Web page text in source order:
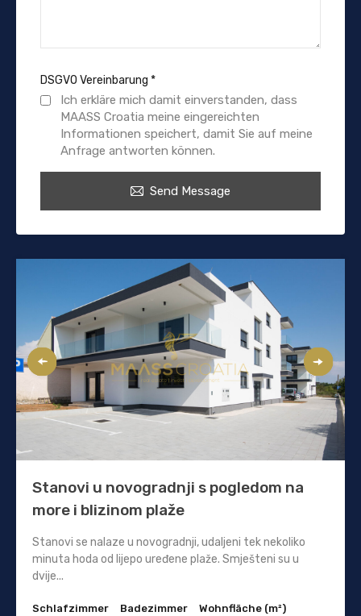
DSGVO Vereinbarung *
Ich erkläre mich damit einverstanden, dass
MAASS Croatia meine eingereichten
Informationen speichert, damit Sie auf meine
Anfrage antworten können.
Send Message
Stanovi u novogradnji s pogledom na
more i blizinom plaže
Stanovi se nalaze u novogradnji, udaljeni tek nekoliko
minuta hoda od lijepo uređene plaže. Smješteni su u
dvije...
Schlafzimmer
Badezimmer
Wohnfläche (m²)